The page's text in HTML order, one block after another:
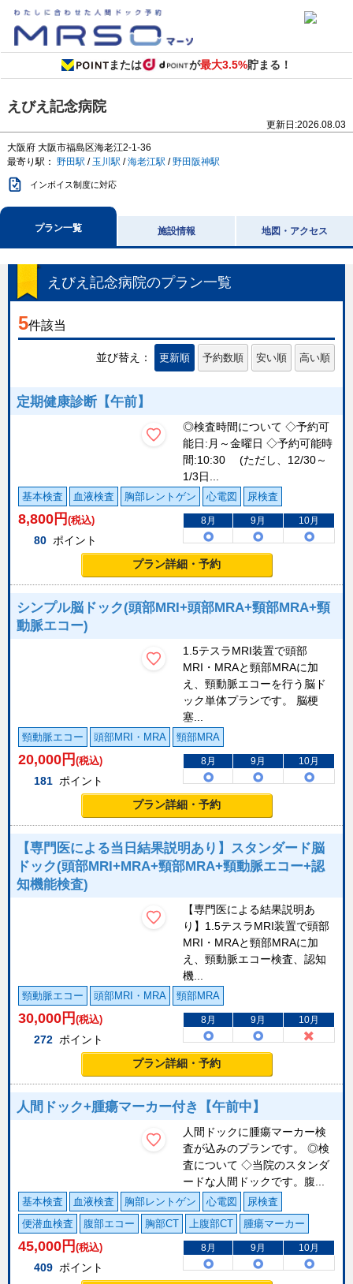
または が最大3.5%貯まる！
えびえ記念病院
更新日:2026.08.03
大阪府 大阪市福島区海老江2-1-36
最寄り駅： 野田駅 / 玉川駅 /海老江駅 /野田阪神駅
インボイス制度に対応
プラン一覧 施設情報 地図・アクセス
えびえ記念病院のプラン一覧
5件該当
並び替え： 更新順 予約数順 安い順 高い順
定期健康診断【午前】
◎検査時間について ◇予約可
能日:月～金曜日 ◇予約可能時
間:10:30 (ただし、12/30～
1/3日...
基本検査 血液検査 胸部レントゲン 心電図 尿検査
8,800 円 (税込)
80 ポイント
8月 9月 10月
プラン詳細・予約
シンプル脳ドック(頭部MRI+頭部MRA+頸部MRA+頸
動脈エコー)
1.5テスラMRI装置で頭部
MRI・MRAと頸部MRAに加
え、頸動脈エコーを行う脳ド
ック単体プランです。 脳梗
塞...
頸動脈エコー 頭部MRI・MRA 頸部MRA
20,000 円 (税込)
181 ポイント
8月 9月 10月
プラン詳細・予約
【専門医による当日結果説明あり】スタンダード脳
ドック(頭部MRI+MRA+頸部MRA+頸動脈エコー+認
知機能検査)
【専門医による結果説明あ
り】1.5テスラMRI装置で頭部
MRI・MRAと頸部MRAに加
え、頸動脈エコー検査、認知
機...
頸動脈エコー 頭部MRI・MRA 頸部MRA
30,000 円 (税込)
272 ポイント
8月 9月 10月
プラン詳細・予約
人間ドック+腫瘍マーカー付き【午前中】
人間ドックに腫瘍マーカー検
査が込みのプランです。 ◎検
査について ◇当院のスタンダ
ードな人間ドックです。腹...
基本検査 血液検査 胸部レントゲン 心電図
尿検査
便潜血検査
腹部エコー 胸部CT 上腹部CT 腫瘍マーカー
45,000 円 (税込)
409 ポイント
8月 9月 10月